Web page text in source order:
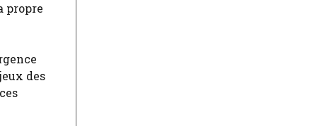
propre
des